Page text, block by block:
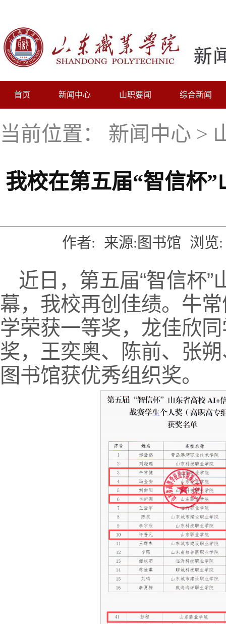
首页 新闻中心 山职要闻 综合新闻
当前位置： 新闻中心 >
我校在第五届“智信杯
作者: 来源:图书馆 浏览:
近日，第五届“智信杯
幕，我校再创佳绩。牛
学荣获一等奖，龙佳欣
奖，王奕奥、陈前、张
图书馆获优秀组织奖。